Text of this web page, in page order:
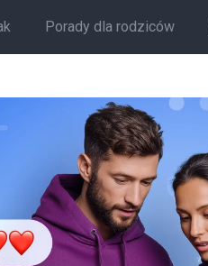
Porady dla rodziców